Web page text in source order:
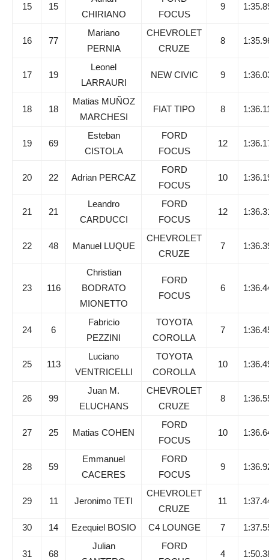
15 15
CHIRIANO
FOCUS
9
16 77
Mariano
PERNIA
CHEVROLET
CRUZE
8
17 19
Leonel
LARRAURI
NEW CIVIC 9
18 18
Matias MUÑOZ
MARCHESI
FIAT TIPO 8
19 69
Esteban
CISTOLA
FORD
FOCUS
12
20 22 Adrian PERCAZ
FORD
FOCUS
10
21 21
Leandro
CARDUCCI
FORD
FOCUS
12
22 48 Manuel LUQUE
CHEVROLET
CRUZE
7
23 116
Christian
BODRATO
MIONETTO
FORD
FOCUS
6
24 6
Fabricio
PEZZINI
TOYOTA
COROLLA
7
25 113
Luciano
VENTRICELLI
TOYOTA
COROLLA
10
26 99
Juan M.
ELUCHANS
CHEVROLET
CRUZE
8
27 25 Matias COHEN
FORD
FOCUS
10
28 59
Emmanuel
CACERES
FORD
FOCUS
9
29 11 Jeronimo TETI
CHEVROLET
CRUZE
11
30 14 Ezequiel BOSIO C4 LOUNGE 7
31 68
Julian
FORD
4